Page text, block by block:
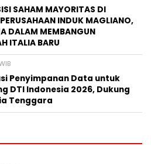
SAHAM MAYORITAS DI
INDUK MAGLIANO,
DALAM MEMBANGUN
ITALIA BARU
Penyimpanan Data untuk
DTI Indonesia 2026, Dukung
Tenggara